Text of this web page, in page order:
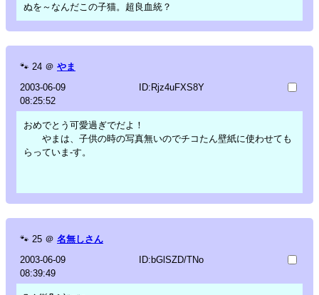
ぬを～なんだこの子猫。超良血統？
🐾 24 ＠ やま
2003-06-09
08:25:52
ID:Rjz4uFXS8Y
おめでとう可愛過ぎでだよ！
やまは、子供の時の写真無いのでチコたん壁紙に使わせても
らっていま-す。
🐾 25 ＠ 名無しさん
2003-06-09
08:39:49
ID:bGlSZD/TNo